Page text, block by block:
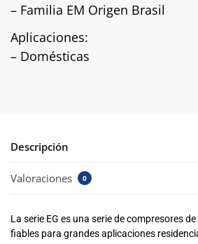
– Familia EM Origen Brasil
Aplicaciones:
– Domésticas
Descripción
Valoraciones 0
La serie EG es una serie de compresores
fiables para grandes aplicaciones